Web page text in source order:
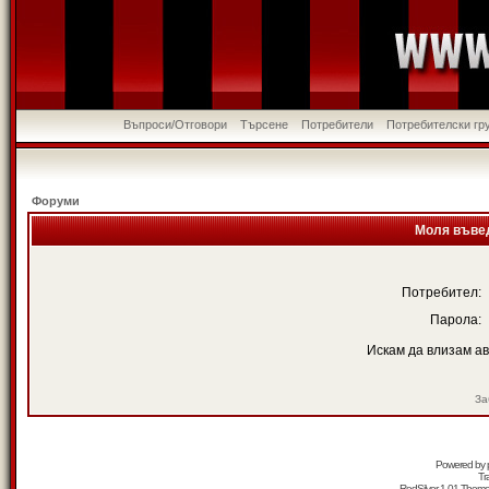
Въпроси/Отговори Търсене Потребители Потребителски
Форуми
Моля
Потребител:
Парола:
Искам да влизам
Powered by